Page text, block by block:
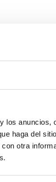
los anuncios,
haga del
otra